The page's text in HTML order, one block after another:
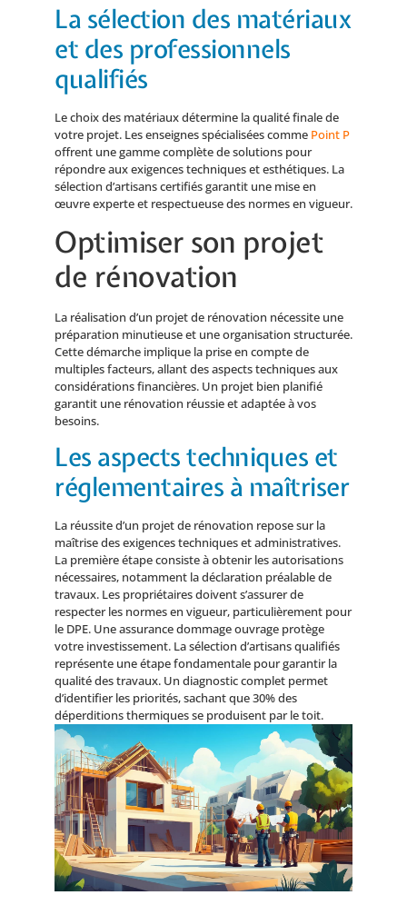
La sélection des matériaux
et des professionnels
qualifiés
Le choix des matériaux détermine la qualité finale de
votre projet. Les enseignes spécialisées comme Point P
offrent une gamme complète de solutions pour
répondre aux exigences techniques et esthétiques. La
sélection d’artisans certifiés garantit une mise en
œuvre experte et respectueuse des normes en vigueur.
Optimiser son projet
de rénovation
La réalisation d’un projet de rénovation nécessite une
préparation minutieuse et une organisation structurée.
Cette démarche implique la prise en compte de
multiples facteurs, allant des aspects techniques aux
considérations financières. Un projet bien planifié
garantit une rénovation réussie et adaptée à vos
besoins.
Les aspects techniques et
réglementaires à maîtriser
La réussite d’un projet de rénovation repose sur la
maîtrise des exigences techniques et administratives.
La première étape consiste à obtenir les autorisations
nécessaires, notamment la déclaration préalable de
travaux. Les propriétaires doivent s’assurer de
respecter les normes en vigueur, particulièrement pour
le DPE. Une assurance dommage ouvrage protège
votre investissement. La sélection d’artisans qualifiés
représente une étape fondamentale pour garantir la
qualité des travaux. Un diagnostic complet permet
d’identifier les priorités, sachant que 30% des
déperditions thermiques se produisent par le toit.